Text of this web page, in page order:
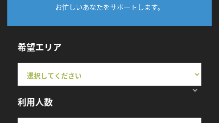
お忙しいあなたをサポートします。
希望エリア
利用人数